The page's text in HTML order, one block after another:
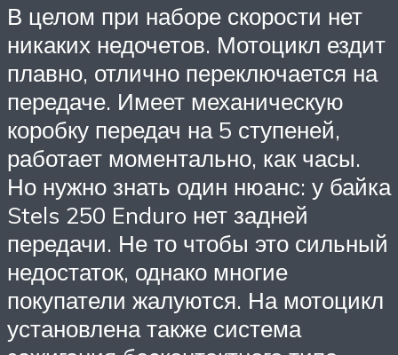
В целом при наборе скорости нет
никаких недочетов. Мотоцикл ездит
плавно, отлично переключается на
передаче. Имеет механическую
коробку передач на 5 ступеней,
работает моментально, как часы.
Но нужно знать один нюанс: у байка
Stels 250 Enduro нет задней
передачи. Не то чтобы это сильный
недостаток, однако многие
покупатели жалуются. На мотоцикл
установлена также система